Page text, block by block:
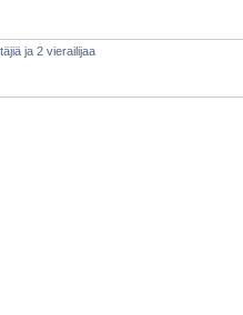
ja 2 vierailijaa